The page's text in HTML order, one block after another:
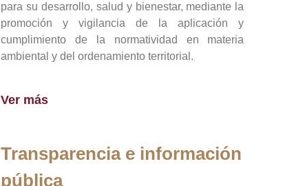
para su desarrollo, salud y bienestar, mediante la
promoción y vigilancia de la aplicación y
cumplimiento de la normatividad en materia
ambiental y del ordenamiento territorial.
Ver más
Transparencia e información
pública